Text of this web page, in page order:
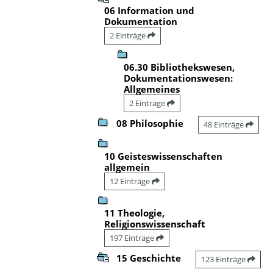
06 Information und
Dokumentation
2 Einträge
06.30 Bibliothekswesen,
Dokumentationswesen:
Allgemeines
2 Einträge
08 Philosophie 48 Einträge
10 Geisteswissenschaften
allgemein
12 Einträge
11 Theologie,
Religionswissenschaft
197 Einträge
15 Geschichte 123 Einträge